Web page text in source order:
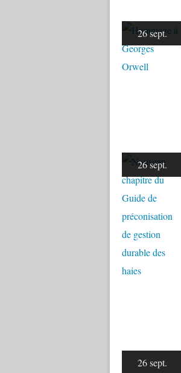
26 sept.
26 sept.
26 sept.